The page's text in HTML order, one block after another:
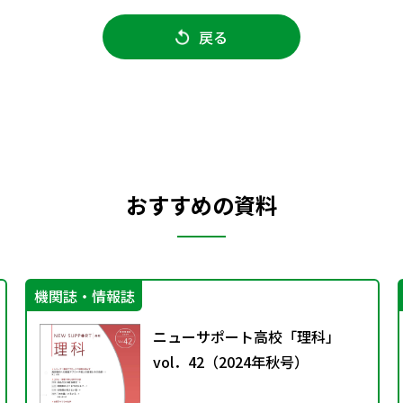
戻る
おすすめの資料
機関誌・情報誌
ニューサポート高校「理科」
vol．42（2024年秋号）